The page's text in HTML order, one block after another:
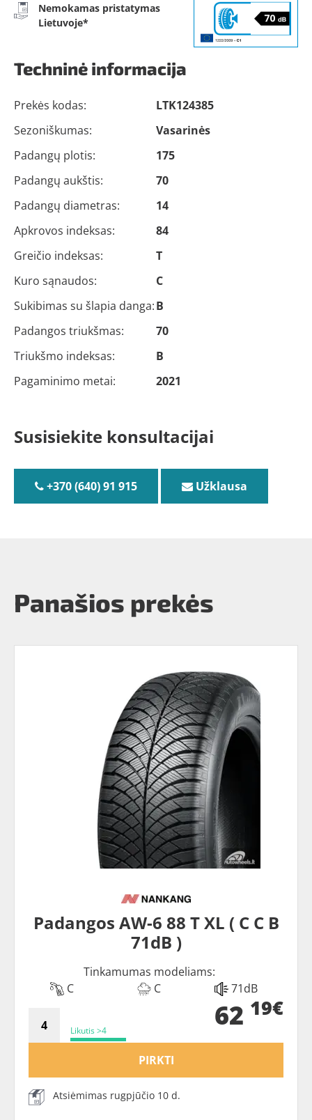
Nemokamas pristatymas
Lietuvoje*
Techninė informacija
Prekės kodas:
LTK124385
Sezoniškumas:
Vasarinės
Padangų plotis:
175
Padangų aukštis:
70
Padangų diametras:
14
Apkrovos indeksas:
84
Greičio indeksas:
T
Kuro sąnaudos:
C
Sukibimas su šlapia danga:B
Padangos triukšmas:
70
Triukšmo indeksas:
B
Pagaminimo metai:
2021
Susisiekite konsultacijai
+370 (640) 91 915 Užklausa
Panašios prekės
Padangos AW-6 88 T XL ( C C B
71dB )
Tinkamumas modeliams:
C
C 71dB
Likutis >4 62 19€
PIRKTI
Atsiėmimas rugpjūčio 10 d.